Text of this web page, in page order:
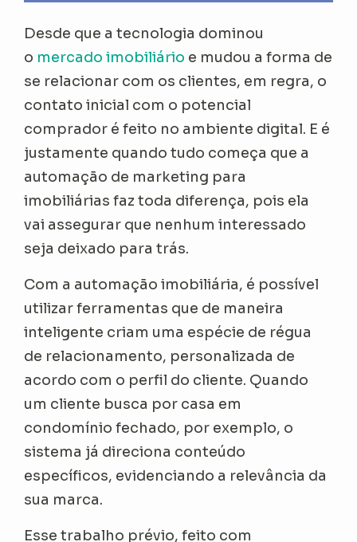
Desde que a tecnologia dominou
o mercado imobiliário e mudou a forma de
se relacionar com os clientes, em regra, o
contato inicial com o potencial
comprador é feito no ambiente digital. E é
justamente quando tudo começa que a
automação de marketing para
imobiliárias faz toda diferença, pois ela
vai assegurar que nenhum interessado
seja deixado para trás.
Com a automação imobiliária, é possível
utilizar ferramentas que de maneira
inteligente criam uma espécie de régua
de relacionamento, personalizada de
acordo com o perfil do cliente. Quando
um cliente busca por casa em
condomínio fechado, por exemplo, o
sistema já direciona conteúdo
específicos, evidenciando a relevância da
sua marca.
Esse trabalho prévio, feito com